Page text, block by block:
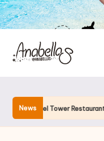
News
Tower Restaurant – Las